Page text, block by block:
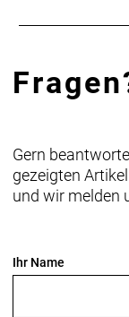
Gern
gezeigten
und wir melden
Ihr Name